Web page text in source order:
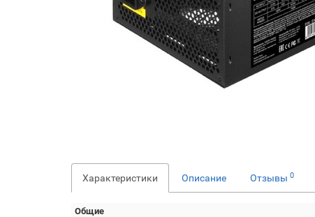
Характеристики Описание Отзывы 0
Общие